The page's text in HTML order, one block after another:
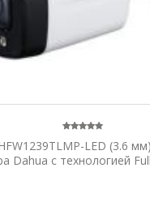
LED (3.6
Dahua с технологией